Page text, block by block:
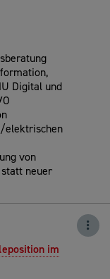
Digital und
elektrischen
von
neuer
im